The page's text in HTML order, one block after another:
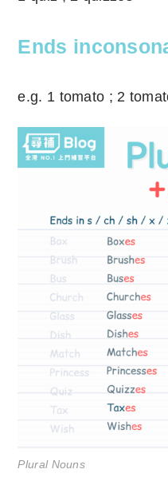
Ends
e.g. 1 tomato ; 2
Plural Nouns